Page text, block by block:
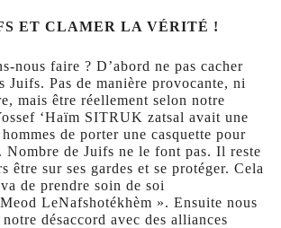
ET CLAMER LA VÉRITÉ !
nous faire ? D’abord ne pas cacher
Juifs. Pas de manière provocante, ni
mais être réellement selon notre
‘Haïm SITRUK zatsal avait une
de porter une casquette pour
de Juifs ne le font pas. Il reste
être sur ses gardes et se protéger. Cela
de prendre soin de soi
LeNafshotékhèm ». Ensuite nous
désaccord avec des alliances